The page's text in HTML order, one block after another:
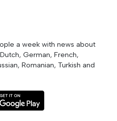
a week with news about
German, French,
Romanian, Turkish and